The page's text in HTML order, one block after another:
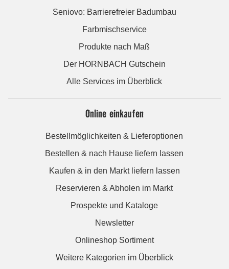
Seniovo: Barrierefreier Badumbau
Farbmischservice
Produkte nach Maß
Der HORNBACH Gutschein
Alle Services im Überblick
Online einkaufen
Bestellmöglichkeiten & Lieferoptionen
Bestellen & nach Hause liefern lassen
Kaufen & in den Markt liefern lassen
Reservieren & Abholen im Markt
Prospekte und Kataloge
Newsletter
Onlineshop Sortiment
Weitere Kategorien im Überblick